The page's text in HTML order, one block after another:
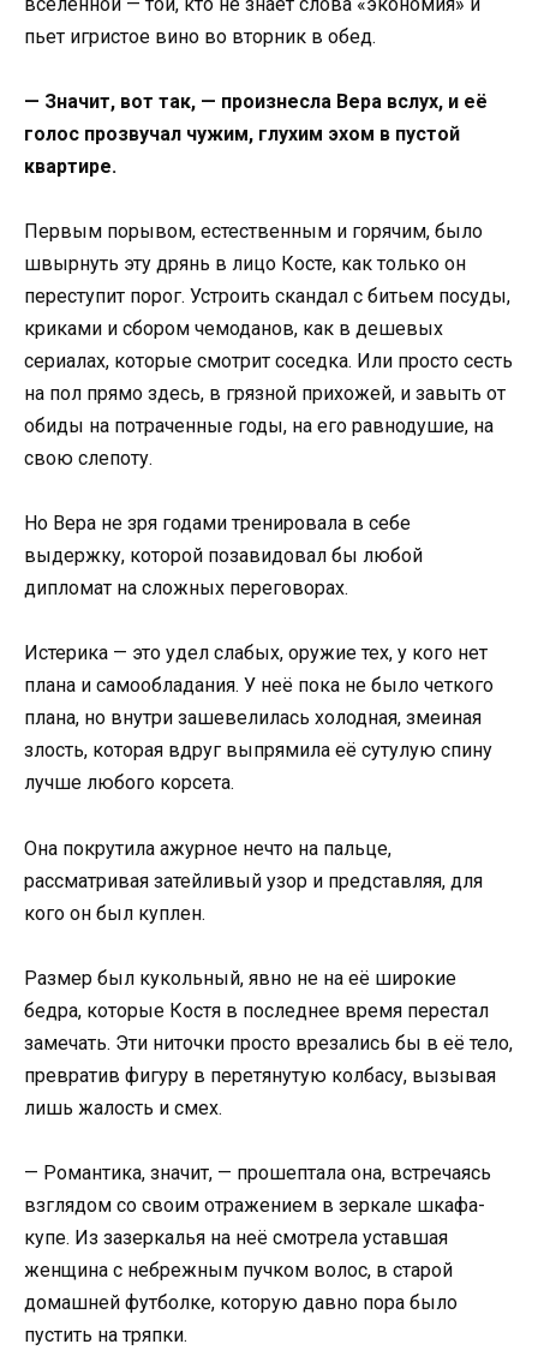
пьет игристое вино во вторник в обед.
— Значит, вот так, — произнесла Вера вслух, и её
голос прозвучал чужим, глухим эхом в пустой
квартире.
Первым порывом, естественным и горячим, было
швырнуть эту дрянь в лицо Косте, как только он
переступит порог. Устроить скандал с битьем посуды,
криками и сбором чемоданов, как в дешевых
сериалах, которые смотрит соседка. Или просто сесть
на пол прямо здесь, в грязной прихожей, и завыть от
обиды на потраченные годы, на его равнодушие, на
свою слепоту.
Но Вера не зря годами тренировала в себе
выдержку, которой позавидовал бы любой
дипломат на сложных переговорах.
Истерика — это удел слабых, оружие тех, у кого нет
плана и самообладания. У неё пока не было четкого
плана, но внутри зашевелилась холодная, змеиная
злость, которая вдруг выпрямила её сутулую спину
лучше любого корсета.
Она покрутила ажурное нечто на пальце,
рассматривая затейливый узор и представляя, для
кого он был куплен.
Размер был кукольный, явно не на её широкие
бедра, которые Костя в последнее время перестал
замечать. Эти ниточки просто врезались бы в её тело,
превратив фигуру в перетянутую колбасу, вызывая
лишь жалость и смех.
— Романтика, значит, — прошептала она, встречаясь
взглядом со своим отражением в зеркале шкафа-
купе. Из зазеркалья на неё смотрела уставшая
женщина с небрежным пучком волос, в старой
домашней футболке, которую давно пора было
пустить на тряпки.